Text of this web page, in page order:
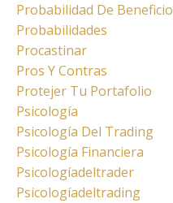
Probabilidad De Beneficio
Probabilidades
Procastinar
Pros Y Contras
Protejer Tu Portafolio
Psicología
Psicología Del Trading
Psicología Financiera
Psicologíadeltrader
Psicologíadeltrading